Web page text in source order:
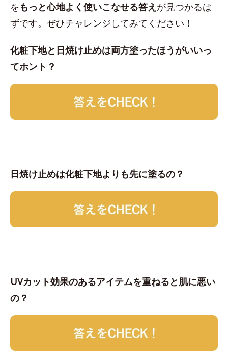
を もっと心地よく使いこなせる答え が見つかるは
ずです。ぜひチャレンジしてみてください！
化粧下地と日焼け止めは両方塗ったほうがいいっ
てホント？
日焼け止めは化粧下地よりも先に塗るの？
UVカット効果のあるアイテムを重ねると肌に悪い
の？